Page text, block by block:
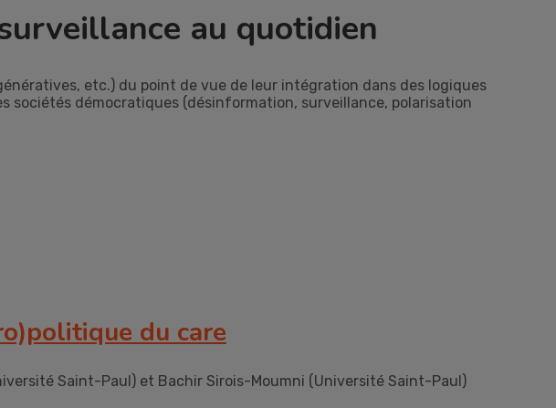
au quotidien
etc.) du point de vue de leur intégration dans des logiques
sociétés démocratiques (désinformation, surveillance, polarisation
du care
Saint-Paul) et Bachir Sirois-Moumni (Université Saint-Paul)